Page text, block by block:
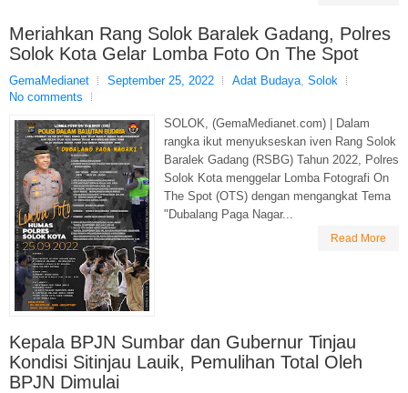
Meriahkan Rang Solok Baralek Gadang, Polres
Solok Kota Gelar Lomba Foto On The Spot
GemaMedianet September 25, 2022 Adat Budaya, Solok
No comments
SOLOK, (GemaMedianet.com) | Dalam
rangka ikut menyukseskan iven Rang Solok
Baralek Gadang (RSBG) Tahun 2022, Polres
Solok Kota menggelar Lomba Fotografi On
The Spot (OTS) dengan mengangkat Tema
"Dubalang Paga Nagar...
Read More
Kepala BPJN Sumbar dan Gubernur Tinjau
Kondisi Sitinjau Lauik, Pemulihan Total Oleh
BPJN Dimulai